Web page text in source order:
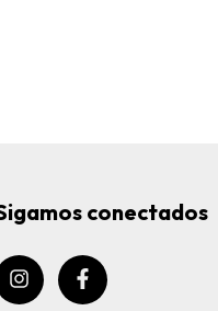
conectados